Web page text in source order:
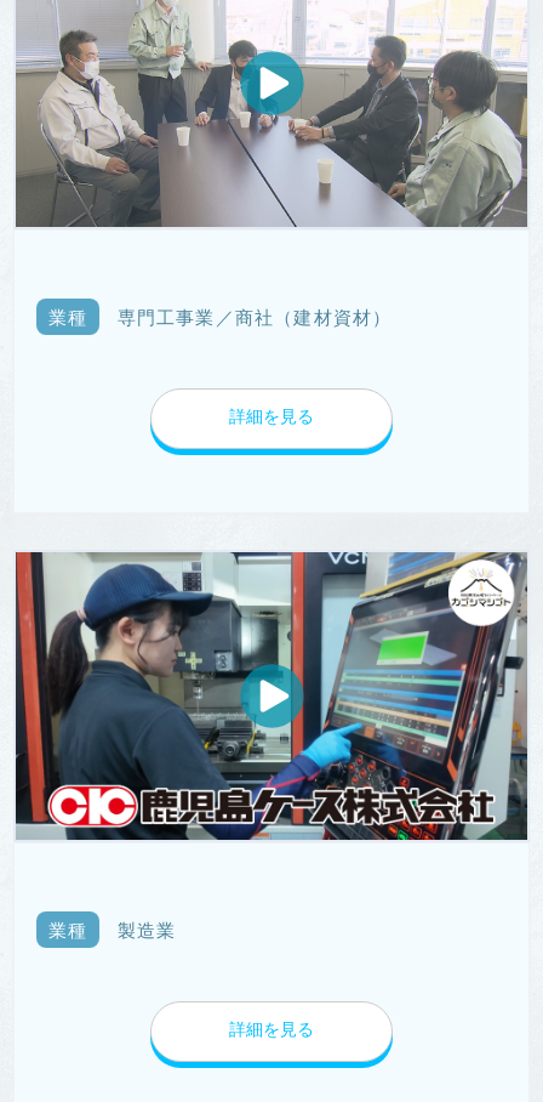
業種 専門工事業／商社（建材資材）
詳細を見る
業種 製造業
詳細を見る